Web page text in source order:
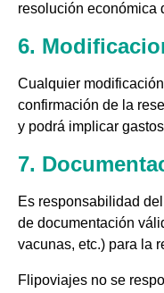
resolución económica
6.
Cualquier
confirmación de la
y podrá implicar
7.
Es responsabilidad
de documentación
vacunas, etc.) para la
Flipoviajes no se